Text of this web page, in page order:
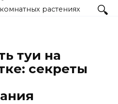
растениях
туи на
секреты